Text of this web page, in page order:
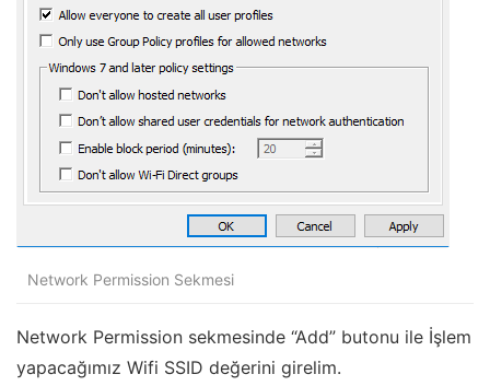
Network Permission Sekmesi
Network Permission sekmesinde “Add” butonu ile İşlem
yapacağımız Wifi SSID değerini girelim.